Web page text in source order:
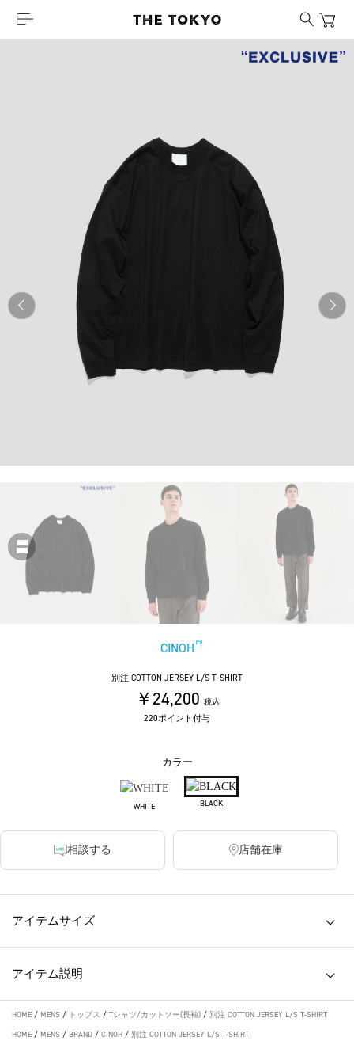
CINOH
別注 COTTON JERSEY L/S T-SHIRT
￥24,200 税込
220ポイント付与
カラー
WHITE BLACK
相談する 店舗在庫
アイテムサイズ
アイテム説明
HOME / MENS / トップス / Tシャツ/カットソー(長袖) / 別注 COTTON JERSEY L/S T-SHIRT
HOME / MENS / BRAND / CINOH / 別注 COTTON JERSEY L/S T-SHIRT